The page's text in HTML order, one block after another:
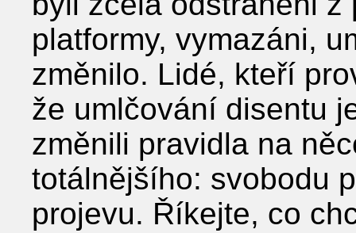
platformy, vymazáni,
změnilo. Lidé, kteří
že umlčování disentu
změnili pravidla na
totálnějšího: svobodu
projevu. Říkejte, co